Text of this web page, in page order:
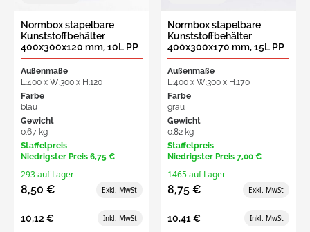
Normbox stapelbare
Kunststoffbehälter
400x300x120 mm, 10L PP
virgin blau
Außenmaße
L:400 x W:300 x H:120
Farbe
blau
Gewicht
0.67 kg
Staffelpreis
Niedrigster Preis 6,75 €
293 auf Lager
8,50 €
10,12 €
Normbox stapelbare
Kunststoffbehälter
400x300x170 mm, 15L PP
virgin grau
Außenmaße
L:400 x W:300 x H:170
Farbe
grau
Gewicht
0.82 kg
Staffelpreis
Niedrigster Preis 7,00 €
1465 auf Lager
8,75 €
10,41 €